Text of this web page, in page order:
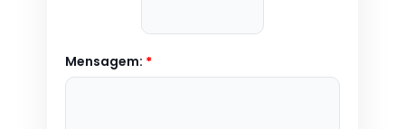
Mensagem: *